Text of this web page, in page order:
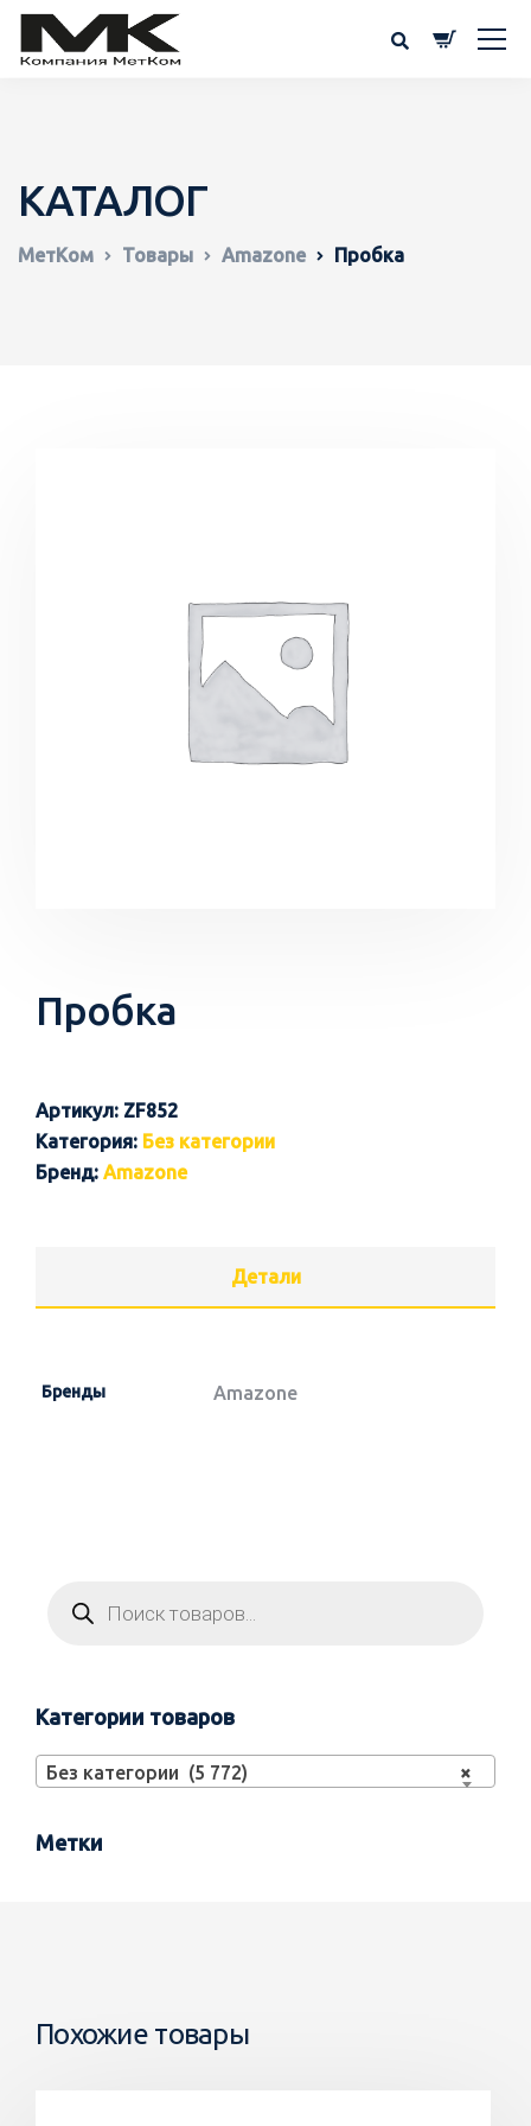
КАТАЛОГ
МетКом Товары Amazone Пробка
Пробка
Артикул: ZF852
Категория: Без категории
Бренд: Amazone
Детали
Бренды Amazone
Категории товаров
×
Без категории (5 772)
Метки
Похожие товары